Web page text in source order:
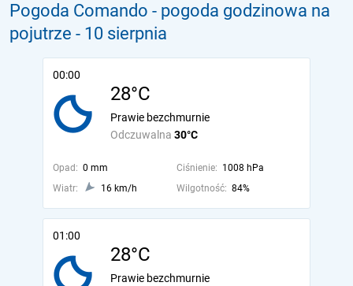
Pogoda Comando - pogoda godzinowa na
pojutrze - 10 sierpnia
00:00
28°C
Odczuwalna 30°C
Prawie bezchmurnie
Opad: 0 mm Ciśnienie: 1008 hPa
Wiatr:
16 km/h Wilgotność: 84%
01:00
28°C
Prawie bezchmurnie